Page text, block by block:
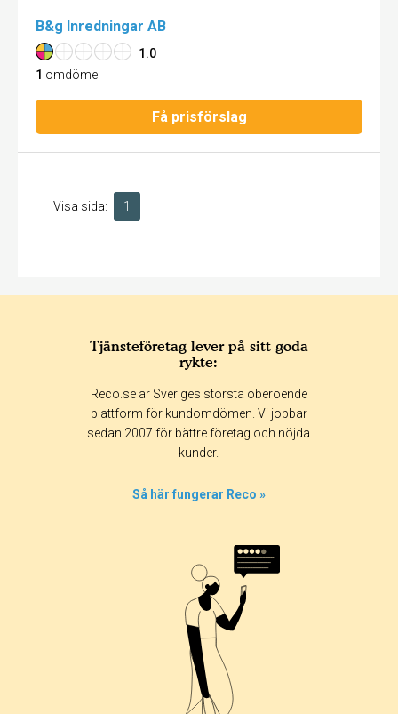
B&g Inredningar AB
1.0
1 omdöme
Få prisförslag
Visa sida: 1
Tjänsteföretag lever på sitt goda
rykte:
Reco.se är Sveriges största oberoende
plattform för kundomdömen. Vi jobbar
sedan 2007 för bättre företag och nöjda
kunder.
Så här fungerar Reco »